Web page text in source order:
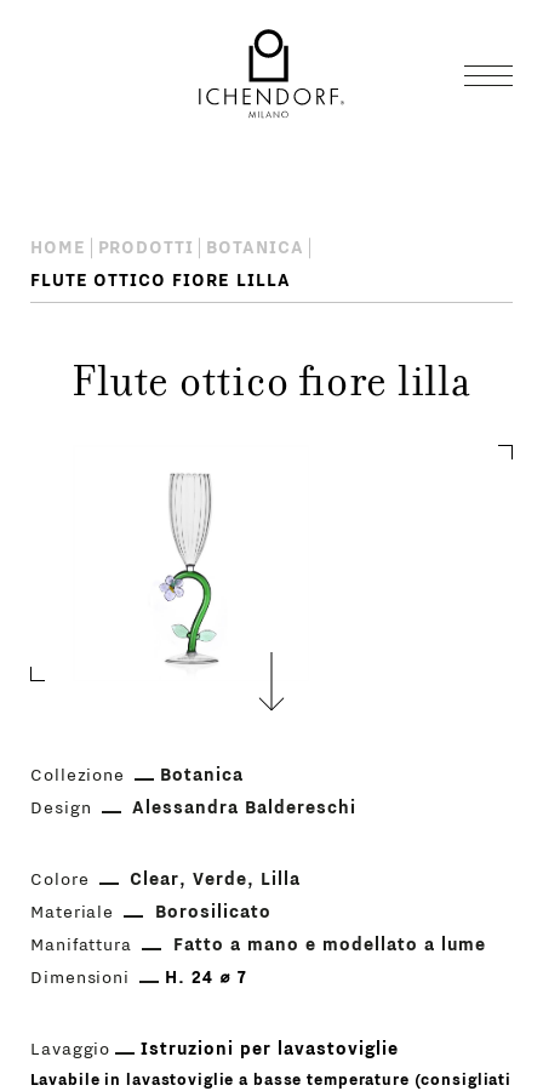
HOME PRODOTTI
BOTANICA
FLUTE OTTICO FIORE LILLA
Flute ottico fiore lilla
Collezione
Botanica
Design
Alessandra Baldereschi
Colore Clear Verde
Lilla
Materiale
Borosilicato
Manifattura
Fatto a mano e modellato a lume
Dimensioni
H. 24 ⌀ 7
Lavaggio Istruzioni per lavastoviglie
Lavabile in lavastoviglie a basse temperature (consigliati